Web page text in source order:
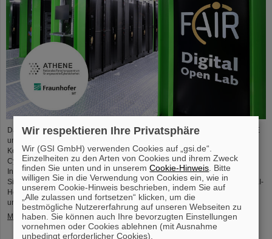
Das Nationale Forschungszentrum für angewandte Cybersicherheit ATHENE
und das GSI Helmholtzzentrum für Schwerionenforschung starten eine
Kooperation in den Bereichen wissenschaftliche Datenverarbeitung und
Cybersicherheit. Ziel der Zusammenarbeit ist es, leistungsstarke
Infrastrukturen für Forschungsprojekte einzurichten und zu nutzen sowie die
Sicherheit von Rechenzentrumstechnologien zu verbessern. ATHENE wird KI-
Hochleistungsrechner im GSI-Rechenzentrum „Green IT Cube“ installieren
und diese…
Mehr »
Wir respektieren Ihre Privatsphäre
Wir (GSI GmbH) verwenden Cookies auf „gsi.de“.
Einzelheiten zu den Arten von Cookies und ihrem Zweck
finden Sie unten und in unseremCookie-Hinweis . Bitte
willigen Sie in die Verwendung von Cookies ein, wie in
unserem Cookie-Hinweis beschrieben, indem Sie auf
„Alle zulassen und fortsetzen“ klicken, um die
bestmögliche Nutzererfahrung auf unseren Webseiten zu
haben. Sie können auch Ihre bevorzugten Einstellungen
vornehmen oder Cookies ablehnen (mit Ausnahme
unbedingt erforderlicher Cookies).